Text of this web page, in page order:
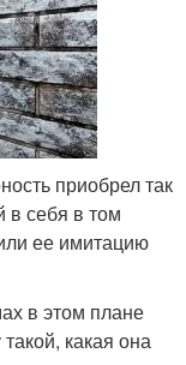
приобрел так
себя в том
ее имитацию
в этом плане
какая она